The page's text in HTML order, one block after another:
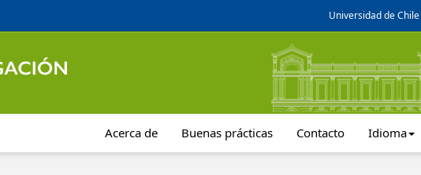
Universidad de Chile
Acerca de Buenas prácticas Contacto Idioma